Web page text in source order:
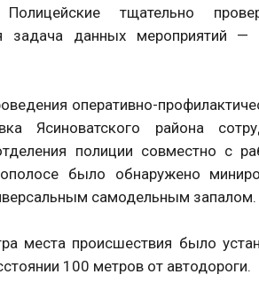
Полицейские тщательно
задача данных мероприятий —
оперативно-
Ясиноватского района
полиции совместно с
было обнаружено
самодельным запалом.
места происшествия было
100 метров от автодороги.